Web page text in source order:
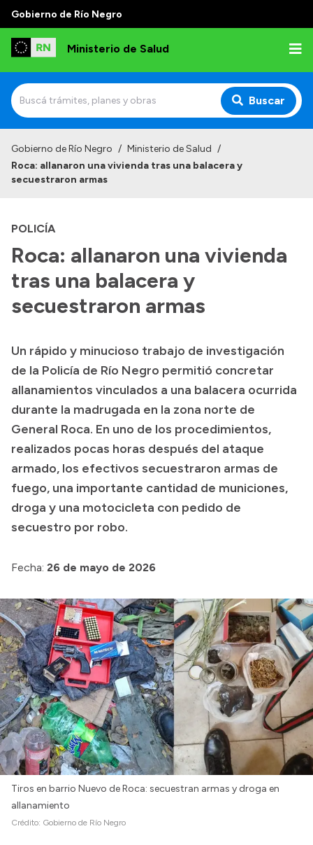
Gobierno de Río Negro
Ministerio de Salud
Buscar
Institucional
Autoridades
Consejos locales
Transparencia
Boletín Oficial
Compras y licitaciones
Consulta de expedientes
Consulta de pago a proveedores
Convocatorias
Intranet
Login
Gobierno de Río Negro / Ministerio de Salud /
Roca: allanaron una vivienda tras una balacera y
secuestraron armas
POLICÍA
Roca: allanaron una vivienda
tras una balacera y
secuestraron armas
Un rápido y minucioso trabajo de investigación
de la Policía de Río Negro permitió concretar
allanamientos vinculados a una balacera ocurrida
durante la madrugada en la zona norte de
General Roca. En uno de los procedimientos,
realizados pocas horas después del ataque
armado, los efectivos secuestraron armas de
fuego, una importante cantidad de municiones,
droga y una motocicleta con pedido de
secuestro por robo.
Fecha: 26 de mayo de 2026
Tiros en barrio Nuevo de Roca: secuestran armas y droga en
allanamiento
Crédito: Gobierno de Río Negro